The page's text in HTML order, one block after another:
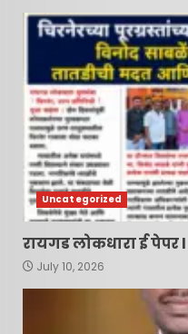
Uncategorized
रायगड लोकधारा ई पेपर
July 10, 2026